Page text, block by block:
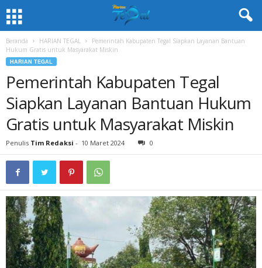
Beranda HARIAN TEGAL
Pemerintah Kabupaten Tegal Siapkan Layanan Bantuan
Hukum Gratis untuk Masyarakat Miskin
HARIAN TEGAL
Pemerintah Kabupaten Tegal
Siapkan Layanan Bantuan Hukum
Gratis untuk Masyarakat Miskin
Penulis Tim Redaksi - 10 Maret 2024 0